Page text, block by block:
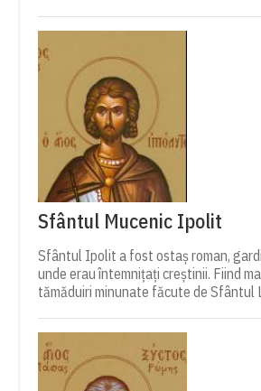
Sfântul Mucenic Ipolit
Sfântul Ipolit a fost ostaș roman,
unde erau întemnițați creștinii. Fiind
tămăduiri minunate făcute de Sfântul